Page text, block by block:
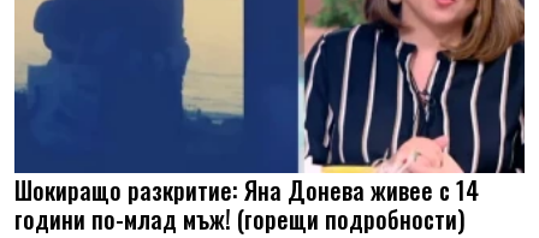
Шокиращо разкритие: Яна Донева живее с 14
години по-млад мъж! (горещи подробности)